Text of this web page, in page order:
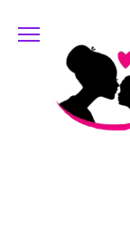
содержанию